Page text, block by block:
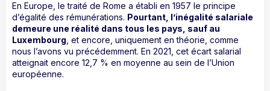
En Europe, le traité de Rome a établi en 1957 le principe
d’égalité des rémunérations. Pourtant, l’inégalité salariale
demeure une réalité dans tous les pays, sauf au
Luxembourg, et encore, uniquement en théorie, comme
nous l’avons vu précédemment. En 2021, cet écart salarial
atteignait encore 12,7 % en moyenne au sein de l’Union
européenne.